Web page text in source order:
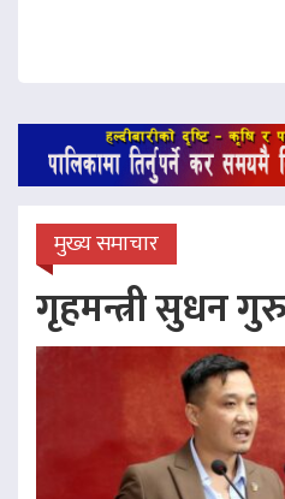
मुख्य समाचार
गृहमन्त्री सुधन